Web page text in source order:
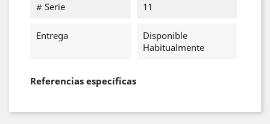
# Serie 11
Entrega
Disponible
Habitualmente
Referencias específicas